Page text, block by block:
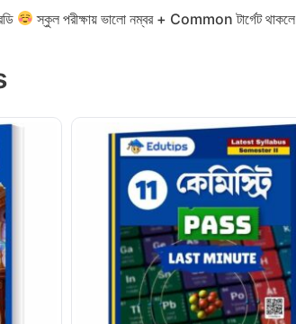
স্কুল পরীক্ষায় ভালো নম্বর + Common টার্গেট থাকলে